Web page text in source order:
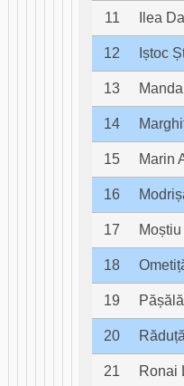
11 Ilea
12 Iștoc
13
14
15 Marin
16
17
18
19
20
21 Ronai